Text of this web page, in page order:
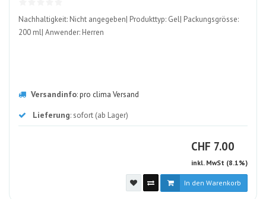
Nachhaltigkeit: Nicht angegeben| Produkttyp: Gel| Packungsgrösse:
200 ml| Anwender: Herren
Versandinfo:pro clima Versand
Lieferung: sofort (ab Lager)
CHF CHF
7.00
inkl. MwSt (8.1%)
In den Warenkorb